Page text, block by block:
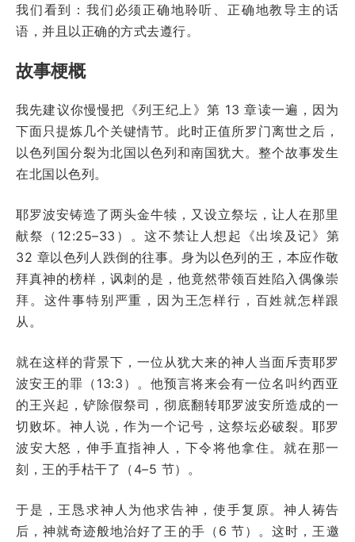
我们看到：我们必须正确地聆听、正确地教导主的话
语，并且以正确的方式去遵行。
故事梗概
我先建议你慢慢把《列王纪上》第 13 章读一遍，因为
下面只提炼几个关键情节。此时正值所罗门离世之后，
以色列国分裂为北国以色列和南国犹大。整个故事发生
在北国以色列。
耶罗波安铸造了两头金牛犊，又设立祭坛，让人在那里
献祭（12:25–33）。这不禁让人想起《出埃及记》第
32 章以色列人跌倒的往事。身为以色列的王，本应作敬
拜真神的榜样，讽刺的是，他竟然带领百姓陷入偶像崇
拜。这件事特别严重，因为王怎样行，百姓就怎样跟
从。
就在这样的背景下，一位从犹大来的神人当面斥责耶罗
波安王的罪（13:3）。他预言将来会有一位名叫约西亚
的王兴起，铲除假祭司，彻底翻转耶罗波安所造成的一
切败坏。神人说，作为一个记号，这祭坛必破裂。耶罗
波安大怒，伸手直指神人，下令将他拿住。就在那一
刻，王的手枯干了（4–5 节）。
于是，王恳求神人为他求告神，使手复原。神人祷告
后，神就奇迹般地治好了王的手（6 节）。这时，王邀